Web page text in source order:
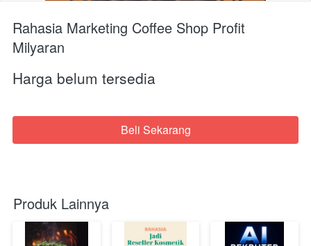
Rahasia Marketing Coffee Shop Profit
Milyaran
Harga belum tersedia
`Beli Sekarang
Produk Lainnya